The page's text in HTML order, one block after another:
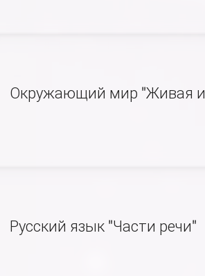
Окружающий мир "Живая и
Русский язык "Части речи"